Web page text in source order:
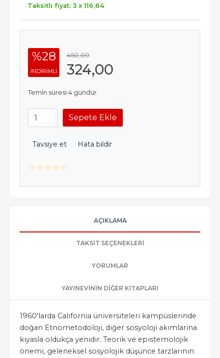
Taksitli fiyat: 3 x 116 ,64
%28
INDIRIMLI
450,00
324,00
Temin süresi 4 gündür.
Sepete Ekle
Tavsiye et Hata bildir
AÇIKLAMA
TAKSIT SEÇENEKLERI
YORUMLAR
YAYINEVININ DIĞER KITAPLARI
1960'larda California üniversiteleri kampüslerinde
doğan Etnometodoloji, diğer sosyoloji akımlarına
kıyasla oldukça yenidir. Teorik ve epistemolojik
önemi, geleneksel sosyolojik düşünce tarzlarının